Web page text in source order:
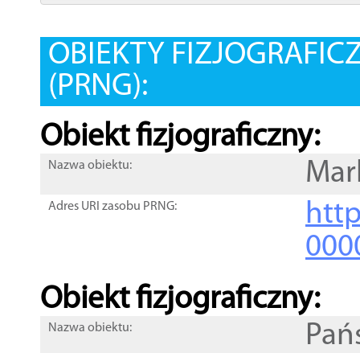
OBIEKTY
(PRNG):
Obiekt fizjograficzny:
Nazwa obiektu:
Adres URI zasobu PRNG:
Obiekt fizjograficzny:
Nazwa obiektu: